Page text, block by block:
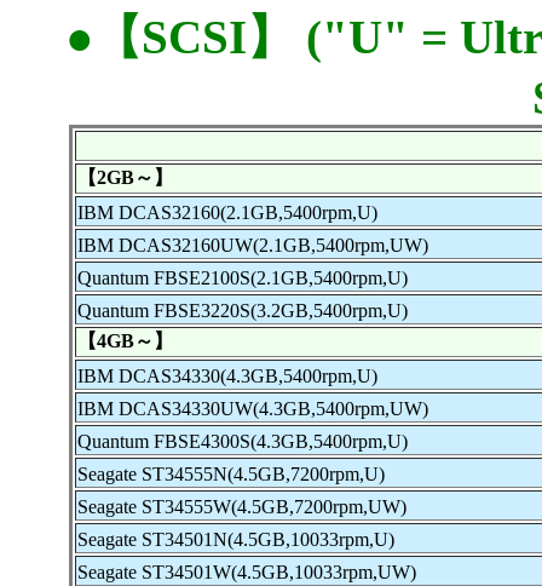
●【SCSI】 ("U" =
【2GB～】
IBM DCAS32160(2.1GB,5400rpm,U)
IBM DCAS32160UW(2.1GB,5400rpm,UW)
Quantum FBSE2100S(2.1GB,5400rpm,U)
Quantum FBSE3220S(3.2GB,5400rpm,U)
【4GB～】
IBM DCAS34330(4.3GB,5400rpm,U)
IBM DCAS34330UW(4.3GB,5400rpm,UW)
Quantum FBSE4300S(4.3GB,5400rpm,U)
Seagate ST34555N(4.5GB,7200rpm,U)
Seagate ST34555W(4.5GB,7200rpm,UW)
Seagate ST34501N(4.5GB,10033rpm,U)
Seagate ST34501W(4.5GB,10033rpm,UW)